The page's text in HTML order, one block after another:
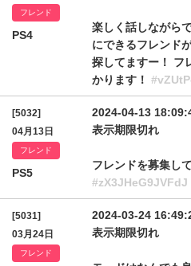
フレンド
PS4
楽しく話しながら
にできるフレンド
探してますー！ フ
かります！
[5032]
04月13日
フレンド
PS5
2024-04-13
表示期限切れ
フレンドを募集し
#zX3JHeG9JVFdJ
[5031]
03月24日
フレンド
2024-03-24
表示期限切れ